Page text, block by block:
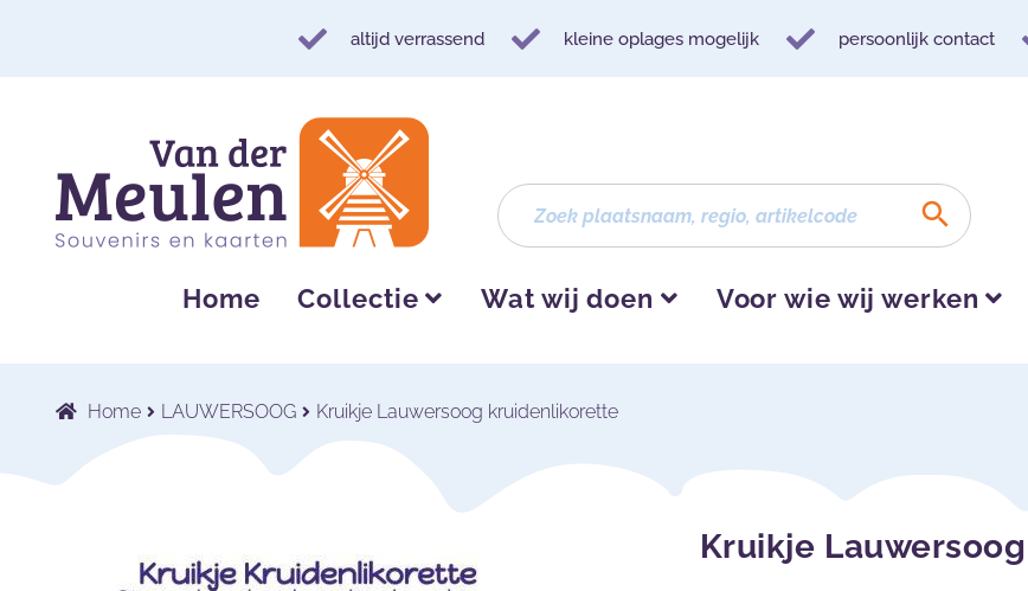
altijd verrassend kleine oplages mogelijk persoonlijk contact
navigatie
inhoud
Home Collectie Wat wij doen Voor wie wij werken
Home LAUWERSOOG Kruikje Lauwersoog kruidenlikorette
Kruikje